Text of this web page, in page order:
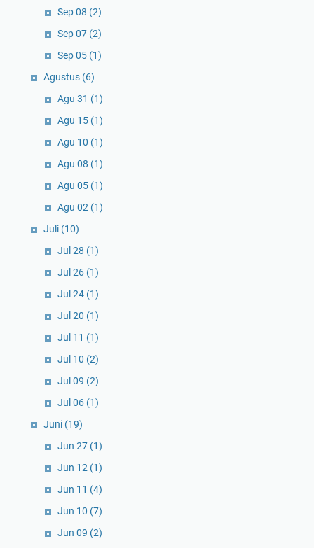
Sep 08 (2)
Sep 07 (2)
Sep 05 (1)
Agustus (6)
Agu 31 (1)
Agu 15 (1)
Agu 10 (1)
Agu 08 (1)
Agu 05 (1)
Agu 02 (1)
Juli (10)
Jul 28 (1)
Jul 26 (1)
Jul 24 (1)
Jul 20 (1)
Jul 11 (1)
Jul 10 (2)
Jul 09 (2)
Jul 06 (1)
Juni (19)
Jun 27 (1)
Jun 12 (1)
Jun 11 (4)
Jun 10 (7)
Jun 09 (2)